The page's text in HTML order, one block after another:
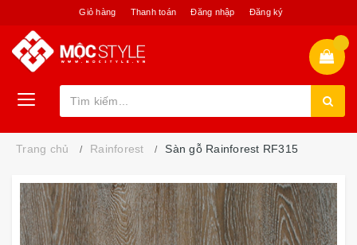
Giỏ hàng Thanh toán Đăng nhập Đăng ký
Trang chủ Rainforest Sàn gỗ Rainforest RF315